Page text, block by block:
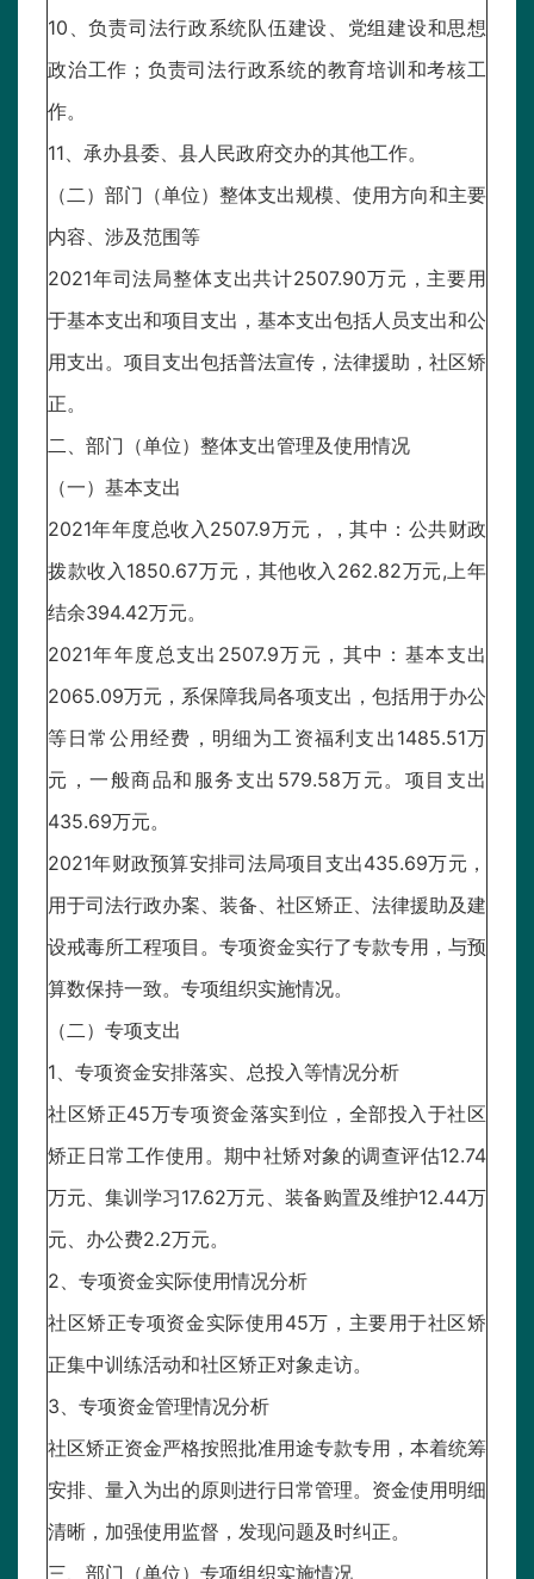
10、负责司法行政系统队伍建设、党组建设和思想
政治工作；负责司法行政系统的教育培训和考核工
作。
11、承办县委、县人民政府交办的其他工作。
（二）部门（单位）整体支出规模、使用方向和主要
内容、涉及范围等
2021年司法局整体支出共计2507.90万元，主要用
于基本支出和项目支出，基本支出包括人员支出和公
用支出。项目支出包括普法宣传，法律援助，社区矫
正。
二、部门（单位）整体支出管理及使用情况
（一）基本支出
2021年年度总收入2507.9万元，，其中：公共财政
拨款收入1850.67万元，其他收入262.82万元,上年
结余394.42万元。
2021年年度总支出2507.9万元，其中：基本支出
2065.09万元，系保障我局各项支出，包括用于办公
等日常公用经费，明细为工资福利支出1485.51万
元，一般商品和服务支出579.58万元。项目支出
435.69万元。
2021年财政预算安排司法局项目支出435.69万元，
用于司法行政办案、装备、社区矫正、法律援助及建
设戒毒所工程项目。专项资金实行了专款专用，与预
算数保持一致。专项组织实施情况。
（二）专项支出
1、专项资金安排落实、总投入等情况分析
社区矫正45万专项资金落实到位，全部投入于社区
矫正日常工作使用。期中社矫对象的调查评估12.74
万元、集训学习17.62万元、装备购置及维护12.44万
元、办公费2.2万元。
2、专项资金实际使用情况分析
社区矫正专项资金实际使用45万，主要用于社区矫
正集中训练活动和社区矫正对象走访。
3、专项资金管理情况分析
社区矫正资金严格按照批准用途专款专用，本着统筹
安排、量入为出的原则进行日常管理。资金使用明细
清晰，加强使用监督，发现问题及时纠正。
三、部门（单位）专项组织实施情况